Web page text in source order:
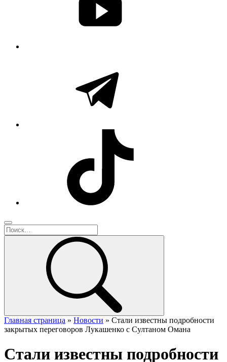
Главная страница » Новости » Стали известны подробности
закрытых переговоров Лукашенко с Султаном Омана
Стали известны подробности